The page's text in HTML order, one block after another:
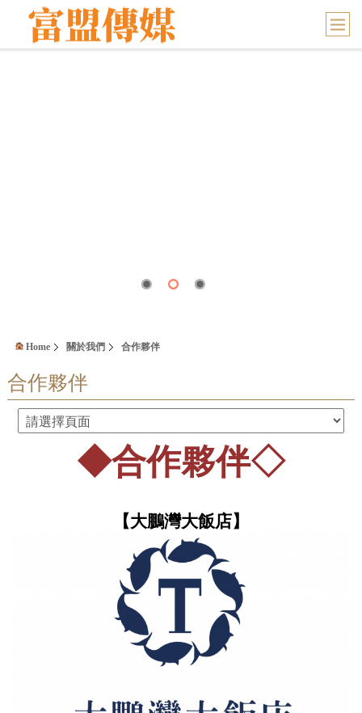
Home 關於我們 合作夥伴
合作夥伴
◆合作夥伴◇
【大鵬灣大飯店】